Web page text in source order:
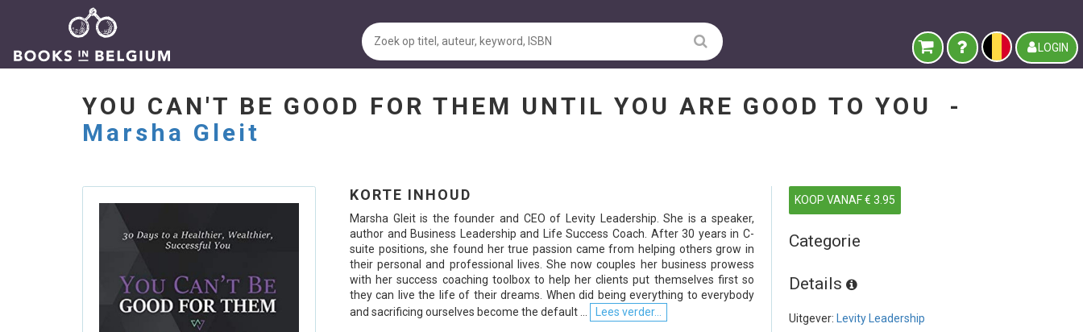
LOGIN
YOU CAN'T BE GOOD FOR THEM UNTIL YOU ARE GOOD TO YOU -
Marsha Gleit
KORTE INHOUD
Marsha Gleit is the founder and CEO of Levity Leadership. She is a speaker,
author and Business Leadership and Life Success Coach. After 30 years in C-
suite positions, she found her true passion came from helping others grow in
their personal and professional lives. She now couples her business prowess
with her success coaching toolbox to help her clients put themselves first so
they can live the life of their dreams. When did being everything to everybody
and sacrificing ourselves become the default ...
Lees verder...
KOOP VANAF € 3.95
Categorie
Details
Uitgever:
Levity Leadership